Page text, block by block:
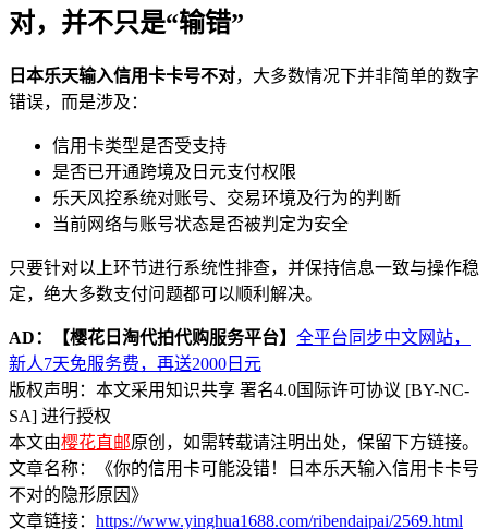
对，并不只是“输错”
日本乐天输入信用卡卡号不对，大多数情况下并非简单的数字
错误，而是涉及：
信用卡类型是否受支持
是否已开通跨境及日元支付权限
乐天风控系统对账号、交易环境及行为的判断
当前网络与账号状态是否被判定为安全
只要针对以上环节进行系统性排查，并保持信息一致与操作稳
定，绝大多数支付问题都可以顺利解决。
AD： 【樱花日淘代拍代购服务平台】 全平台同步中文网站，
新人7天免服务费，再送2000日元
版权声明：本文采用知识共享 署名4.0国际许可协议 [BY-NC-
SA] 进行授权
本文由樱花直邮原创，如需转载请注明出处，保留下方链接。
文章名称：《你的信用卡可能没错！日本乐天输入信用卡卡号
不对的隐形原因》
文章链接： https://www.yinghua1688.com/ribendaipai/2569.html